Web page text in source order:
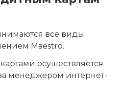
все виды
Maestro.
осуществляется
менеджером интернет-